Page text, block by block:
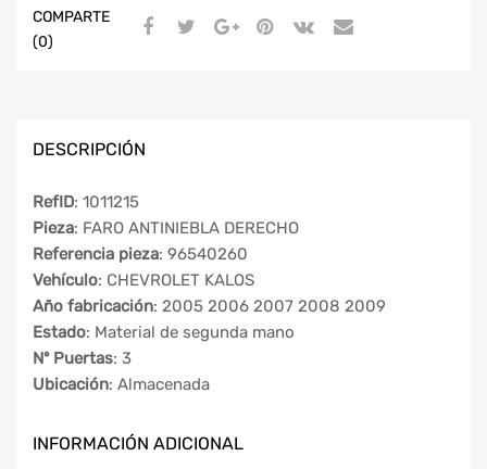
COMPARTE
(0)
DESCRIPCIÓN
RefID: 1011215
Pieza: FARO ANTINIEBLA DERECHO
Referencia pieza: 96540260
Vehículo: CHEVROLET KALOS
Año fabricación: 2005 2006 2007 2008 2009
Estado: Material de segunda mano
Nº Puertas: 3
Ubicación: Almacenada
INFORMACIÓN ADICIONAL